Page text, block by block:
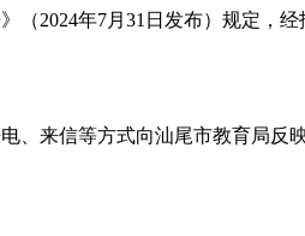
2024年7月31日发布）规定，
来信等方式向汕尾市教育局反